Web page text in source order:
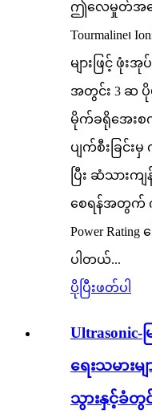
ဤလေမှုတ်အခ
Tourmaline၊
များဖြင့် ဖုံး
အတွင်း 3 ဆ
မိုက်ခရိုအေးစ
ပျက်စီးခြင်း
ပြီး ဆံသားက
စေရန်အတွက် ကူ
Power
ပါတယ်...
ပိုပြီးဖတ်ပါ
ရေးသမားမ
သွားနှင့်ခံတွ